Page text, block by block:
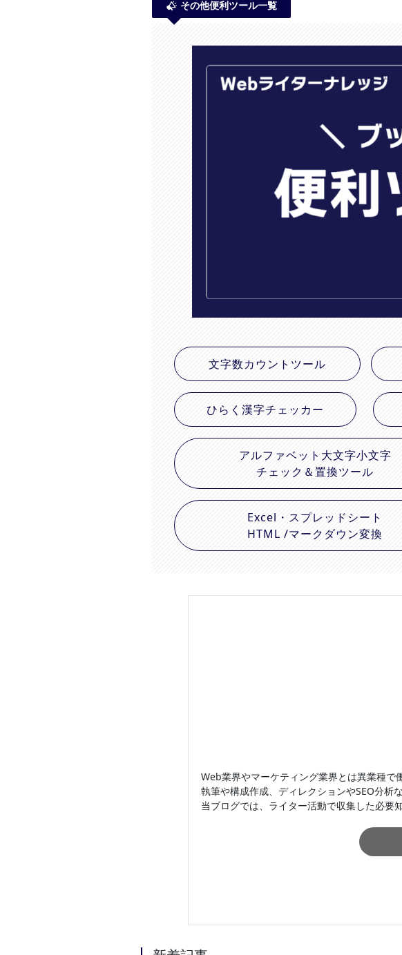
その他便利ツール一覧
文字数カウントツール
ひらく漢字チェッカー
アルファベット大文字小文字
チェック＆置換ツール
Excel・スプレッドシート
HTML /マークダウン変換
Web業界やマーケティング業界とは異業種で
執筆や構成作成、ディレクションやSEO分析
当ブログでは、ライター活動で収集した必要